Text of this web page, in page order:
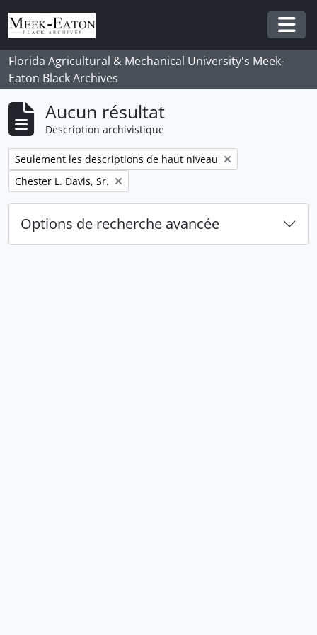
Skip to main content
Florida Agricultural & Mechanical University's Meek-
Eaton Black Archives
Aucun résultat
Description archivistique
Remove filter:
Seulement les descriptions de haut niveau
Remove filter:
Chester L. Davis, Sr.
Options de recherche avancée